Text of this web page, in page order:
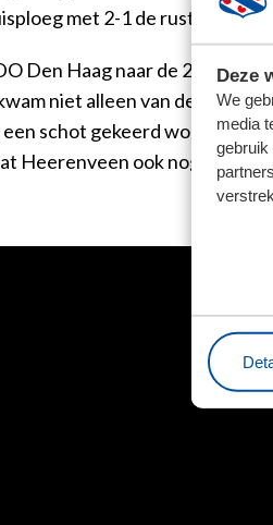
Deze
We
media
gebruik
met 2-1 de rust in. Een
Den Haag naar de 2-2. Die
niet alleen van de schrik,
een schot gekeerd worden,
Heerenveen ook nog twee